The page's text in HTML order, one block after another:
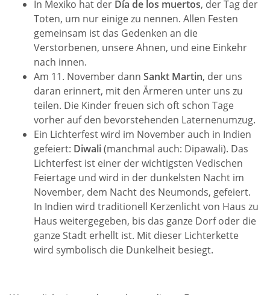
In Mexiko hat der Día de los muertos, der Tag der
Toten, um nur einige zu nennen. Allen Festen
gemeinsam ist das Gedenken an die
Verstorbenen, unsere Ahnen, und eine Einkehr
nach innen.
Am 11. November dann Sankt Martin, der uns
daran erinnert, mit den Ärmeren unter uns zu
teilen. Die Kinder freuen sich oft schon Tage
vorher auf den bevorstehenden Laternenumzug.
Ein Lichterfest wird im November auch in Indien
gefeiert: Diwali(manchmal auch: Dipawali). Das
Lichterfest ist einer der wichtigsten Vedischen
Feiertage und wird in der dunkelsten Nacht im
November, dem Nacht des Neumonds, gefeiert.
In Indien wird traditionell Kerzenlicht von Haus zu
Haus weitergegeben, bis das ganze Dorf oder die
ganze Stadt erhellt ist. Mit dieser Lichterkette
wird symbolisch die Dunkelheit besiegt.